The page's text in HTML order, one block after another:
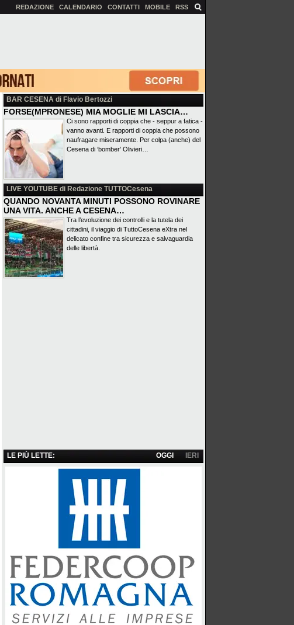
REDAZIONE CALENDARIO CONTATTI MOBILE RSS
BAR CESENA di Flavio Bertozzi
FORSE(MPRONESE) MIA MOGLIE MI LASCIA…
Ci sono rapporti di coppia che - seppur a fatica -
vanno avanti. E rapporti di coppia che possono
naufragare miseramente. Per colpa (anche) del
Cesena di ‘bomber’ Olivieri…
LIVE YOUTUBE di Redazione TUTTOCesena
QUANDO NOVANTA MINUTI POSSONO ROVINARE
UNA VITA. ANCHE A CESENA…
Tra l’evoluzione dei controlli e la tutela dei
cittadini, il viaggio di TuttoCesena eXtra nel
delicato confine tra sicurezza e salvaguardia
delle libertà.
LE PIÙ LETTE: IERI
OGGI